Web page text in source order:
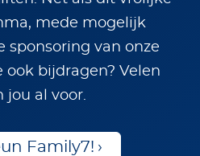
mede mogelijk
sponsoring van onze
ook bijdragen? Velen
jou al voor.
Family7!